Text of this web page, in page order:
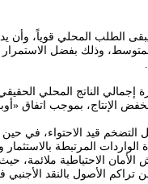
الإنتاج، بموجب اتفاق
التضخم قيد الاحتواء، في
الواردات المرتبطة
الاحتياطية ملائمة،
تراكم الأصول بالنقد